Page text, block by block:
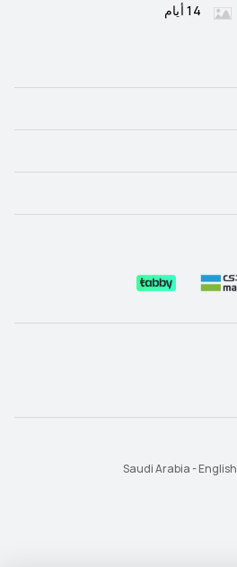
14 أيام
Saudi Arabia - English